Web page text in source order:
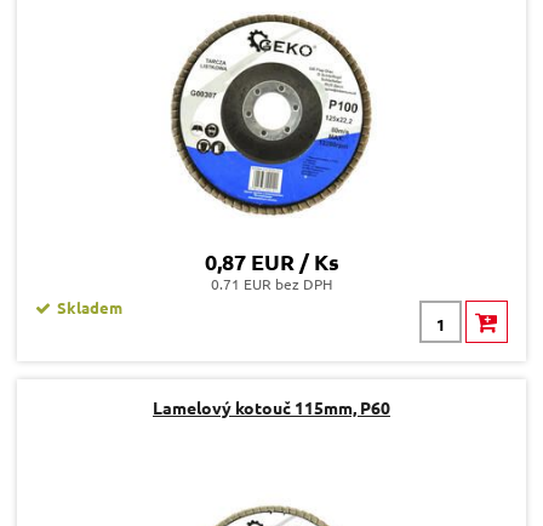
0,87 EUR / Ks
0.71 EUR bez DPH
Skladem
Lamelový kotouč 115mm, P60